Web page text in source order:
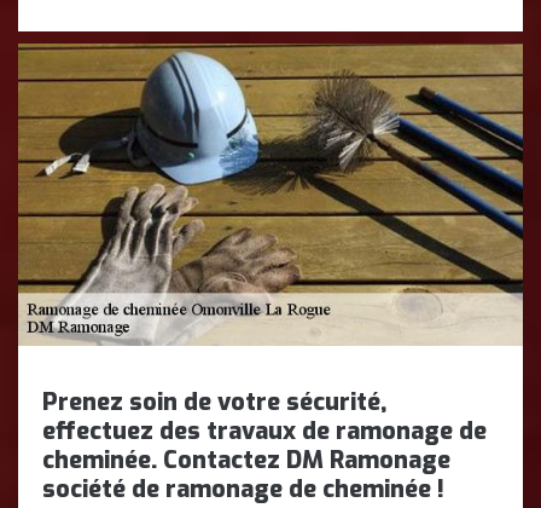
Prenez soin de votre sécurité,
effectuez des travaux de ramonage de
cheminée. Contactez DM Ramonage
société de ramonage de cheminée !